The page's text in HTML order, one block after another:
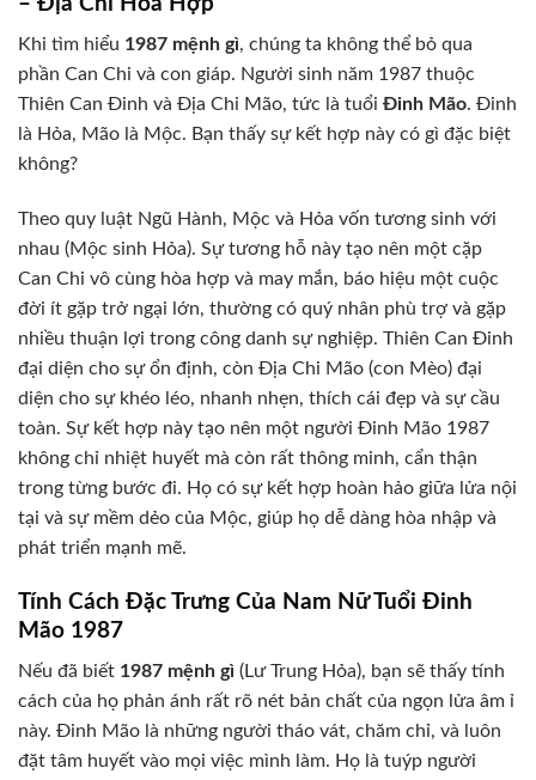
Khi tìm hiểu 1987 mệnh gì, chúng ta không thể bỏ qua
phần Can Chi và con giáp. Người sinh năm 1987 thuộc
Thiên Can Đinh và Địa Chi Mão, tức là tuổi Đinh Mão. Đinh
là Hỏa, Mão là Mộc. Bạn thấy sự kết hợp này có gì đặc biệt
không?
Theo quy luật Ngũ Hành, Mộc và Hỏa vốn tương sinh với
nhau (Mộc sinh Hỏa). Sự tương hỗ này tạo nên một cặp
Can Chi vô cùng hòa hợp và may mắn, báo hiệu một cuộc
đời ít gặp trở ngại lớn, thường có quý nhân phù trợ và gặp
nhiều thuận lợi trong công danh sự nghiệp. Thiên Can Đinh
đại diện cho sự ổn định, còn Địa Chi Mão (con Mèo) đại
diện cho sự khéo léo, nhanh nhẹn, thích cái đẹp và sự cầu
toàn. Sự kết hợp này tạo nên một người Đinh Mão 1987
không chỉ nhiệt huyết mà còn rất thông minh, cẩn thận
trong từng bước đi. Họ có sự kết hợp hoàn hảo giữa lửa nội
tại và sự mềm dẻo của Mộc, giúp họ dễ dàng hòa nhập và
phát triển mạnh mẽ.
Tính Cách Đặc Trưng Của Nam Nữ Tuổi Đinh
Mão 1987
Nếu đã biết 1987 mệnh gì (Lư Trung Hỏa), bạn sẽ thấy tính
cách của họ phản ánh rất rõ nét bản chất của ngọn lửa âm ỉ
này. Đinh Mão là những người tháo vát, chăm chỉ, và luôn
đặt tâm huyết vào mọi việc mình làm. Họ là tuýp người